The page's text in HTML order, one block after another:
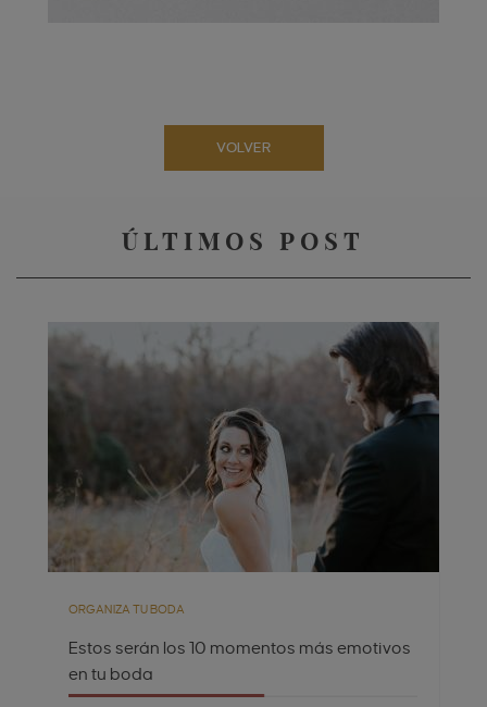
VOLVER
ÚLTIMOS POST
ORGANIZA TU BODA
Estos serán los 10 momentos más emotivos
en tu boda